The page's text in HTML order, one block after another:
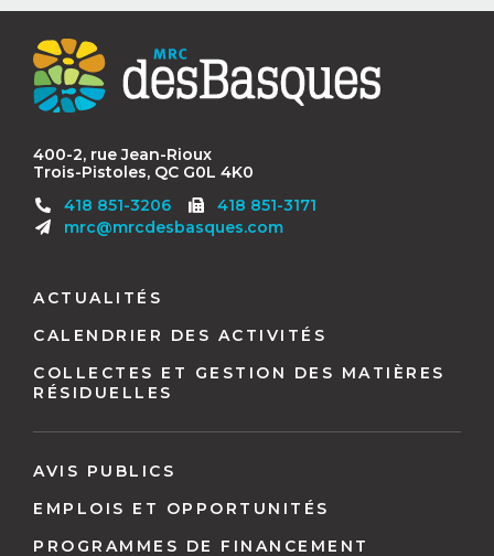
Contact
MRC
des
Basques
400-2, rue Jean-Rioux
Trois-Pistoles, QC G0L 4K0
418 851-3206
Télécopieur
:
418 851-3171
mrc@mrcdesbasques.com
pied
de
page
ACTUALITÉS
CALENDRIER DES ACTIVITÉS
COLLECTES ET GESTION DES MATIÈRES
RÉSIDUELLES
AVIS PUBLICS
EMPLOIS ET OPPORTUNITÉS
PROGRAMMES DE FINANCEMENT